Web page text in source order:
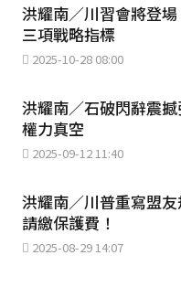
洪耀南／川習會將登
三項戰略指標
2025-10-28 08:00
洪耀南／石破閃辭震
權力真空
2025-09-12 11:40
洪耀南／川普重寫盟
請繳保護費！
2025-08-29 14:07